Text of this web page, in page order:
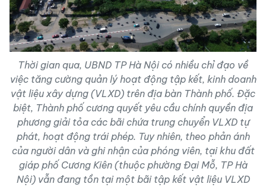
Thời gian qua, UBND TP Hà Nội có nhiều chỉ đạo về
việc tăng cường quản lý hoạt động tập kết, kinh doanh
vật liệu xây dựng (VLXD) trên địa bàn Thành phố. Đặc
biệt, Thành phố cương quyết yêu cầu chính quyền địa
phương giải tỏa các bãi chứa trung chuyển VLXD tự
phát, hoạt động trái phép. Tuy nhiên, theo phản ánh
của người dân và ghi nhận của phóng viên, tại khu đất
giáp phố Cương Kiên (thuộc phường Đại Mỗ, TP Hà
Nội) vẫn đang tồn tại một bãi tập kết vật liệu VLXD